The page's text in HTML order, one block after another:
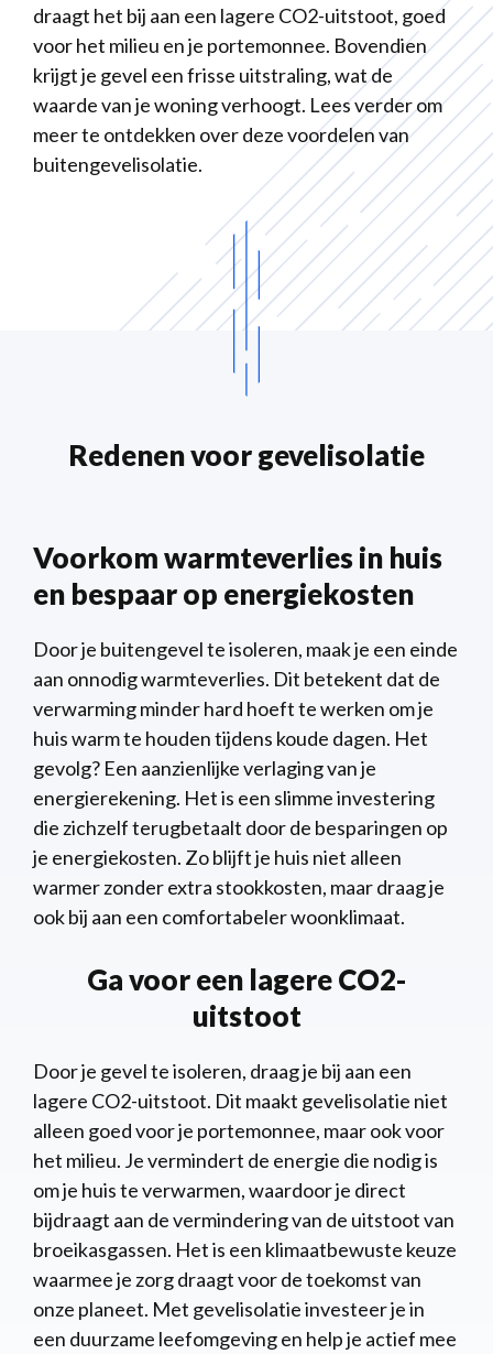
draagt het bij aan een lagere CO2-uitstoot, goed
voor het milieu en je portemonnee. Bovendien
krijgt je gevel een frisse uitstraling, wat de
waarde van je woning verhoogt. Lees verder om
meer te ontdekken over deze voordelen van
buitengevelisolatie.
Redenen voor gevelisolatie
Voorkom warmteverlies in huis
en bespaar op energiekosten
Door je buitengevel te isoleren, maak je een einde
aan onnodig warmteverlies. Dit betekent dat de
verwarming minder hard hoeft te werken om je
huis warm te houden tijdens koude dagen. Het
gevolg? Een aanzienlijke verlaging van je
energierekening. Het is een slimme investering
die zichzelf terugbetaalt door de besparingen op
je energiekosten. Zo blijft je huis niet alleen
warmer zonder extra stookkosten, maar draag je
ook bij aan een comfortabeler woonklimaat.
Ga voor een lagere CO2-
uitstoot
Door je gevel te isoleren, draag je bij aan een
lagere CO2-uitstoot. Dit maakt gevelisolatie niet
alleen goed voor je portemonnee, maar ook voor
het milieu. Je vermindert de energie die nodig is
om je huis te verwarmen, waardoor je direct
bijdraagt aan de vermindering van de uitstoot van
broeikasgassen. Het is een klimaatbewuste keuze
waarmee je zorg draagt voor de toekomst van
onze planeet. Met gevelisolatie investeer je in
een duurzame leefomgeving en help je actief mee